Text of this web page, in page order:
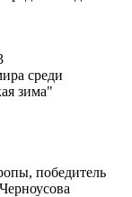
среди
зима"
победитель